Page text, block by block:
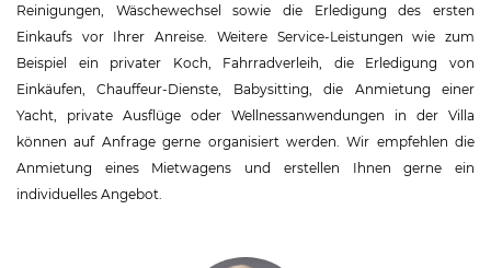
Reinigungen, Wäschewechsel sowie die Erledigung des ersten
Einkaufs vor Ihrer Anreise. Weitere Service-Leistungen wie zum
Beispiel ein privater Koch, Fahrradverleih, die Erledigung von
Einkäufen, Chauffeur-Dienste, Babysitting, die Anmietung einer
Yacht, private Ausflüge oder Wellnessanwendungen in der Villa
können auf Anfrage gerne organisiert werden. Wir empfehlen die
Anmietung eines Mietwagens und erstellen Ihnen gerne ein
individuelles Angebot.